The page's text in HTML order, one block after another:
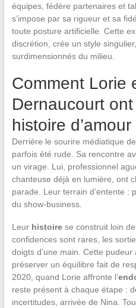
équipes, fédère partenaires et
s’impose par sa rigueur et sa
toute posture artificielle. Cette
discrétion, crée un style
surdimensionnés du milieu.
Comment Lorie
Dernaucourt
histoire d’amour
Derrière le sourire médiatique de
parfois été rude. Sa rencontre
un virage. Lui, professionnel
chanteuse déjà en lumière, ont
parade. Leur terrain d’entente :
du show-business.
Leur histoirese construit loin
confidences sont rares, les
doigts d’une main. Cette
préserver un équilibre fait de
2020, quand Lorie affronte l’
reste présent à chaque étape :
incertitudes, arrivée de Nina.